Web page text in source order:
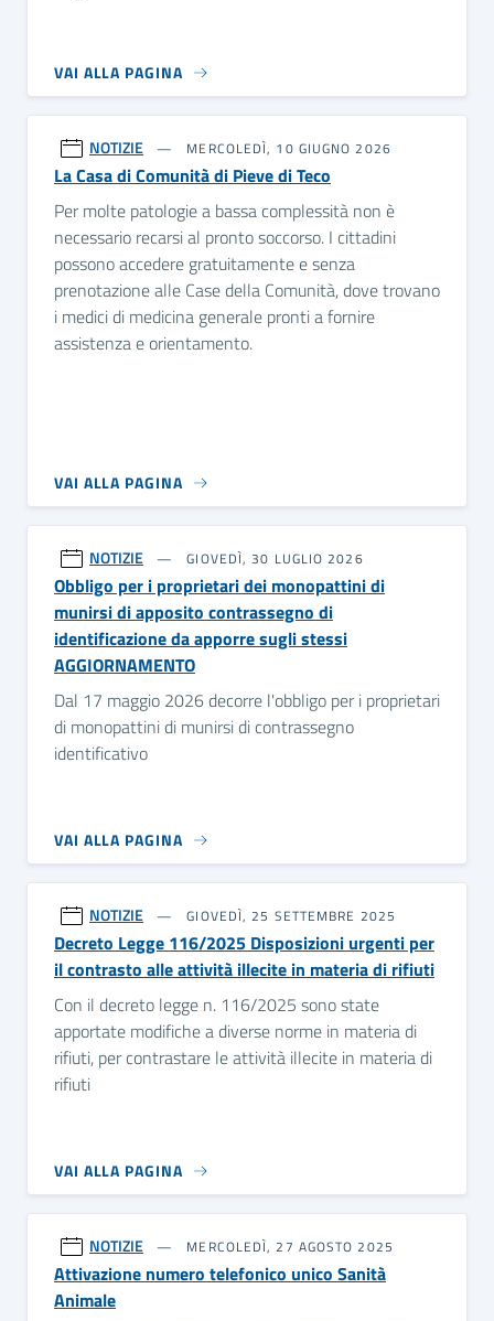
VAI ALLA PAGINA
NOTIZIE MERCOLEDÌ, 10 GIUGNO 2026
La Casa di Comunità di Pieve di Teco
Per molte patologie a bassa complessità non è
necessario recarsi al pronto soccorso. I cittadini
possono accedere gratuitamente e senza
prenotazione alle Case della Comunità, dove trovano
i medici di medicina generale pronti a fornire
assistenza e orientamento.
VAI ALLA PAGINA
NOTIZIE GIOVEDÌ, 30 LUGLIO 2026
Obbligo per i proprietari dei monopattini di
munirsi di apposito contrassegno di
identificazione da apporre sugli stessi
AGGIORNAMENTO
Dal 17 maggio 2026 decorre l'obbligo per i proprietari
di monopattini di munirsi di contrassegno
identificativo
VAI ALLA PAGINA
NOTIZIE GIOVEDÌ, 25 SETTEMBRE 2025
Decreto Legge 116/2025 Disposizioni urgenti per
il contrasto alle attività illecite in materia di rifiuti
Con il decreto legge n. 116/2025 sono state
apportate modifiche a diverse norme in materia di
rifiuti, per contrastare le attività illecite in materia di
rifiuti
VAI ALLA PAGINA
NOTIZIE MERCOLEDÌ, 27 AGOSTO 2025
Attivazione numero telefonico unico Sanità
Animale